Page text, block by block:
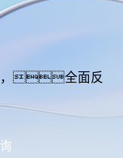
，全面反